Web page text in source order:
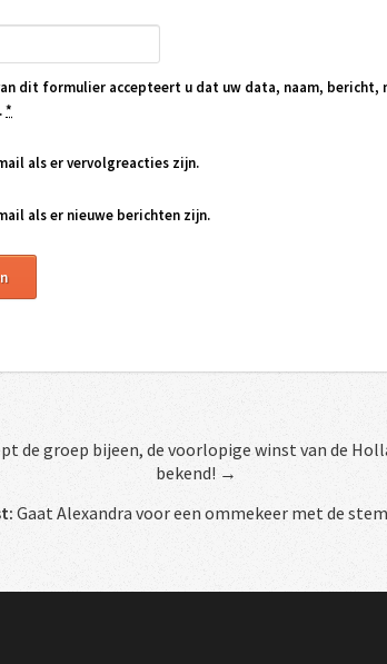
dit formulier accepteert u dat uw data, naam, bericht,
*
als er vervolgreacties zijn.
als er nieuwe berichten zijn.
de groep bijeen, de voorlopige winst van de
bekend! →
Gaat Alexandra voor een ommekeer met de